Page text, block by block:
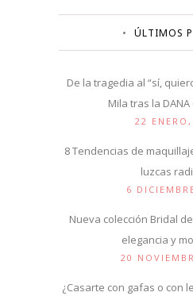
ÚLTIMOS
De la tragedia al “sí,
Mila tras la
22
8 Tendencias de
luzcas
6
Nueva colección Bridal
elegancia y
20
¿Casarte con gafas o con